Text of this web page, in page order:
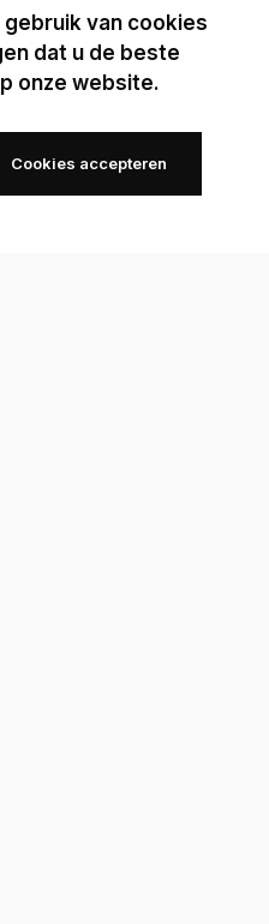
van cookies
dat u de beste
onze website.
Cookies accepteren